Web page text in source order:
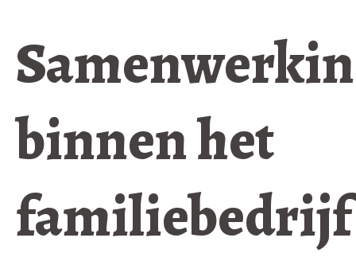
binnen het
familiebedrijf